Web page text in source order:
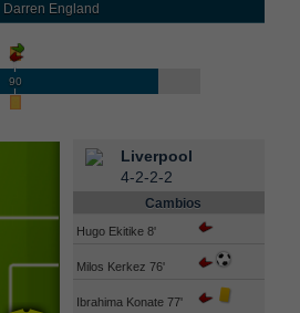
Darren England
90
Liverpool
4-2-2-2
Cambios
Hugo Ekitike 8'
Milos Kerkez 76'
Ibrahima Konate 77'